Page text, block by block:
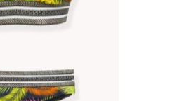
να
επιλεγούν
του
προϊόντος